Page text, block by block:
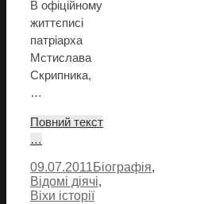
В офіційному
життєписі
патріарха
Мстислава
Скрипника,
…
Повний текст
…
09.07.2011Біографія,
Відомі діячі,
Віхи історії